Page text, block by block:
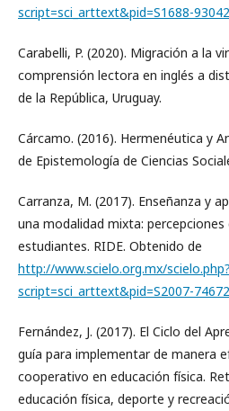
script=sci_arttext&pid=S1688-
Carabelli, P. (2020). Migración a la
comprensión lectora en inglés a
de la República, Uruguay.
Cárcamo. (2016). Hermenéutica y
de Epistemología de Ciencias
Carranza, M. (2017). Enseñanza y
una modalidad mixta:
estudiantes. RIDE. Obtenido de
http://www.scielo.org.mx/scielo.php?
script=sci_arttext&pid=S2007-
Fernández, J. (2017). El Ciclo del
guía para implementar de manera
cooperativo en educación física.
educación física, deporte y